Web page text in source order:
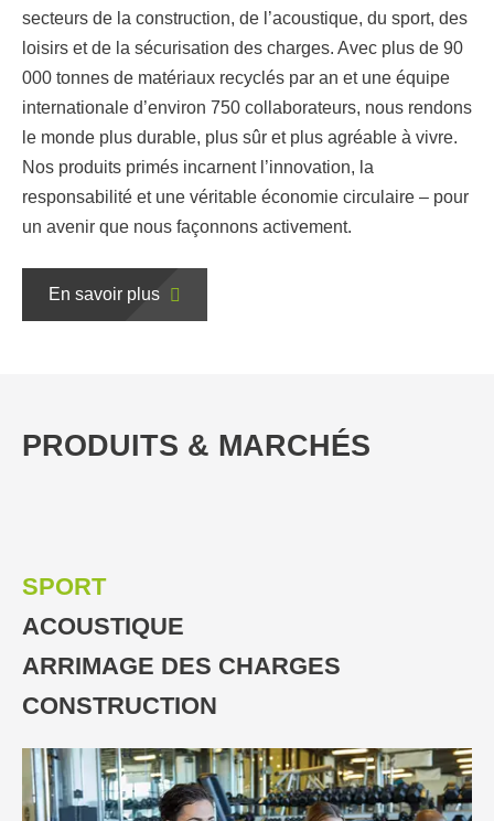
secteurs de la construction, de l’acoustique, du sport, des
loisirs et de la sécurisation des charges. Avec plus de 90
000 tonnes de matériaux recyclés par an et une équipe
internationale d’environ 750 collaborateurs, nous rendons
le monde plus durable, plus sûr et plus agréable à vivre.
Nos produits primés incarnent l’innovation, la
responsabilité et une véritable économie circulaire – pour
un avenir que nous façonnons activement.
En savoir plus
PRODUITS & MARCHÉS
SPORT
ACOUSTIQUE
ARRIMAGE DES CHARGES
CONSTRUCTION